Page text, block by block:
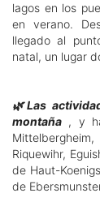
lagos en los
en verano.
llegado al
natal, un lugar
🌿Las
montaña , y
Riquewihr,
de Haut-
de